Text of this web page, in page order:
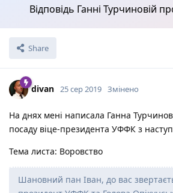
Відповідь Ганні Турчиновій
Share
divan 25 сер 2019 Змінено
На днях мені написала Ганна
посаду віце-президента УФФК з
Тема листа: Воровство
Шановний пан Іван, до вас